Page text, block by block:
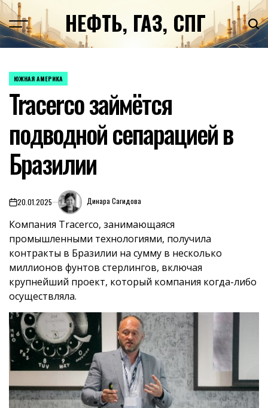
Перейти
к
содержимомуНЕФТЬ, ГАЗ, СПГ
ОПУБЛИКОВАНО
ЮЖНАЯ АМЕРИКА
Tracerco займётся
подводной сепарацией в
Бразилии
on20.01.2025 Динара Сагидова
Компания Tracerco, занимающаяся
промышленными технологиями, получила
контракты в Бразилии на сумму в несколько
миллионов фунтов стерлингов, включая
крупнейший проект, который компания когда-либо
осуществляла.